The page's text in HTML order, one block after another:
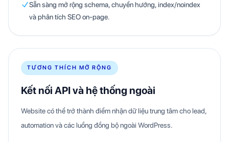
Sẵn sàng mở rộng schema, chuyển hướng, index/noindex
và phân tích SEO on-page.
TƯƠNG THÍCH MỞ RỘNG
Kết nối API và hệ thống ngoài
Website có thể trở thành điểm nhận dữ liệu trung tâm cho lead,
automation và các luồng đồng bộ ngoài WordPress.